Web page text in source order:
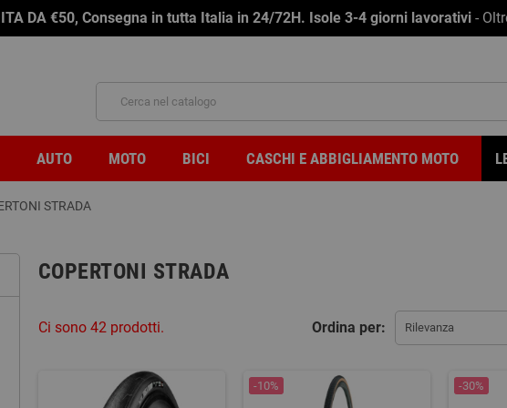
DA €50, Consegna in tutta Italia in 24/72H. Isole 3-4 giorni lavorativi -
AUTO MOTO BICI CASCHI E ABBIGLIAMENTO MOTO
STRADA
COPERTONI STRADA
Ordina per: Rilevanza
Ci sono 42 prodotti.
-10% -30%